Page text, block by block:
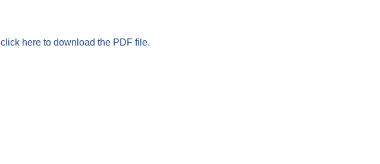
click here to download the PDF file.